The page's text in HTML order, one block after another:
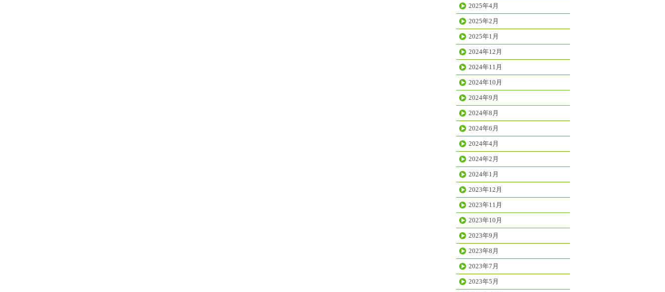
2025年4月
2025年2月
2025年1月
2024年12月
2024年11月
2024年10月
2024年9月
2024年8月
2024年6月
2024年4月
2024年2月
2024年1月
2023年12月
2023年11月
2023年10月
2023年9月
2023年8月
2023年7月
2023年5月